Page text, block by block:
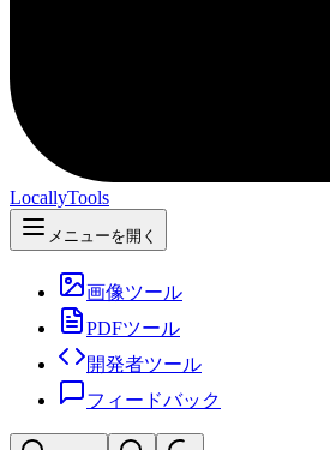
LocallyTools
メニューを開く
画像ツール
PDFツール
開発者ツール
フィードバック